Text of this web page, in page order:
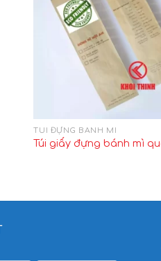
TÚI ĐỰNG BÁNH MÌ
Túi giấy đựng bánh mì